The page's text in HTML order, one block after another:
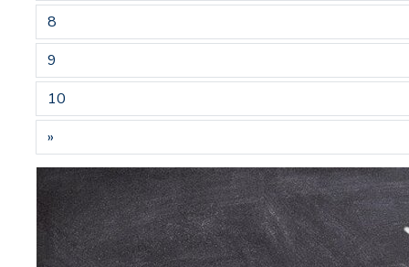
8
9
10
»